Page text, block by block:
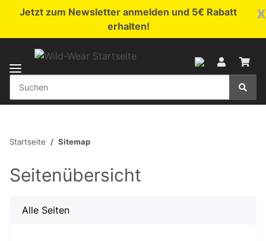
x
Jetzt zum Newsletter anmelden und 5€ Rabatt
erhalten!
Startseite Sitemap
Seitenübersicht
Alle Seiten